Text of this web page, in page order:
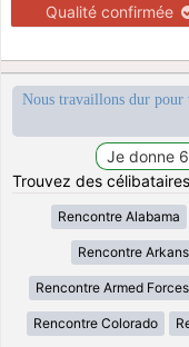
Qualité confirmée
Nous travaillons dur
Trouvez des
Rencontre Alabama
Rencontre
Rencontre Armed
Rencontre Colorado